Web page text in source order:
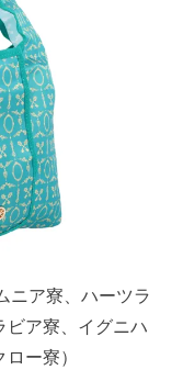
ニア寮、ハーツラ
ビア寮、イグニハ
ー寮）